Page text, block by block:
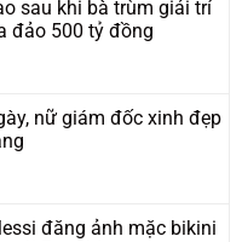
sau khi bà trùm giải trí
đảo 500 tỷ đồng
nữ giám đốc xinh đẹp
đăng ảnh mặc bikini